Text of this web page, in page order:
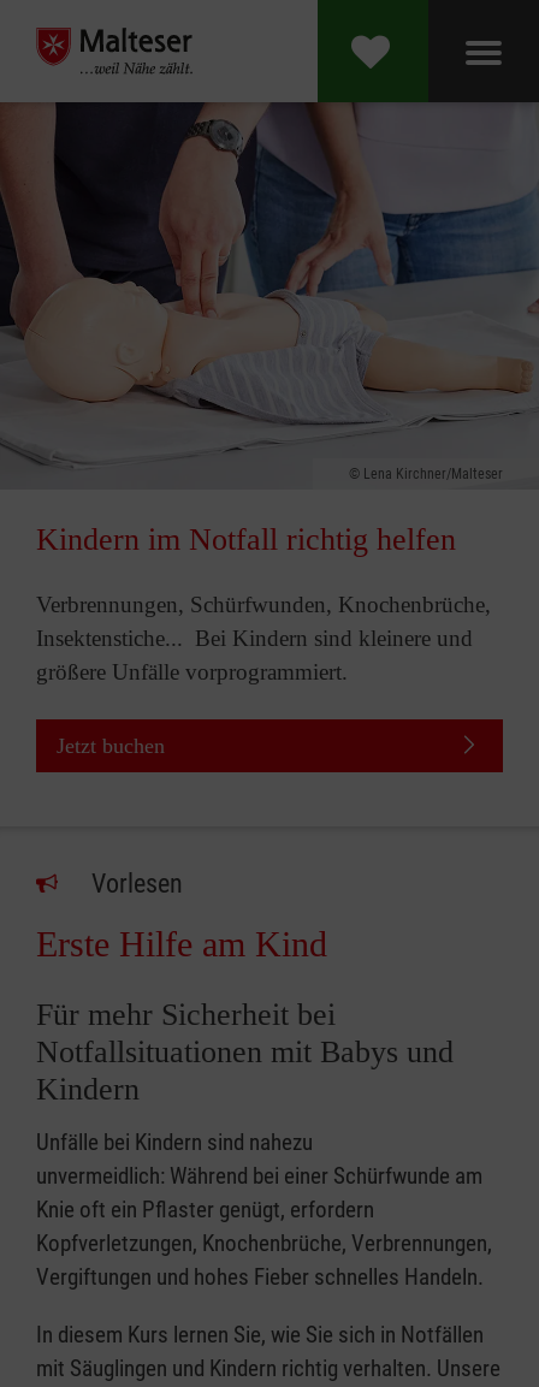
Lena Kirchner/Malteser
Kindern im Notfall richtig helfen
Verbrennungen, Schürfwunden, Knochenbrüche,
Insektenstiche... Bei Kindern sind kleinere und
größere Unfälle vorprogrammiert.
Jetzt buchen
Vorlesen
Erste Hilfe am Kind
Für mehr Sicherheit bei
Notfallsituationen mit Babys und
Kindern
Unfälle bei Kindern sind nahezu
unvermeidlich: Während bei einer Schürfwunde am
Knie oft ein Pflaster genügt, erfordern
Kopfverletzungen, Knochenbrüche, Verbrennungen,
Vergiftungen und hohes Fieber schnelles Handeln.
In diesem Kurs lernen Sie, wie Sie sich in Notfällen
mit Säuglingen und Kindern richtig verhalten. Unsere